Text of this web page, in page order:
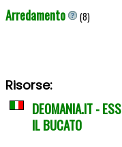
Arredamento (8)
Risorse:
DEOMANIA.IT -
IL BUCATO